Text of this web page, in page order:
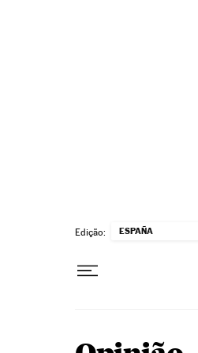
Edição: ESPAÑA